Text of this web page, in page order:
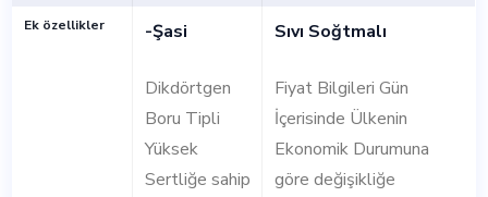
Ek özellikler -Şasi
Dikdörtgen
Boru Tipli
Yüksek
Sertliğe sahip
Sıvı Soğtmalı
Fiyat Bilgileri Gün
İçerisinde Ülkenin
Ekonomik Durumuna
göre değişikliğe